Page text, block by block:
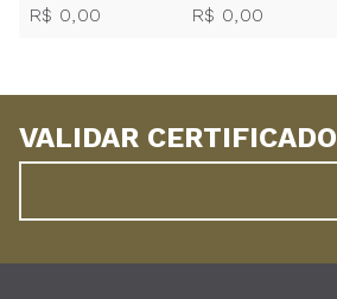
R$ 0,00
R$ 0,00
VALIDAR CERTIFICADO